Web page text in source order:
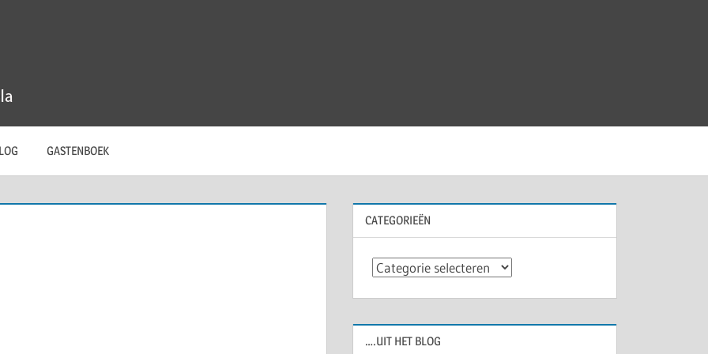
GASTENBOEK
CATEGORIEËN
Categorieën
….UIT HET BLOG